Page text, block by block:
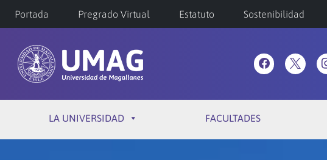
Portada Pregrado Virtual Estatuto Sostenibilidad
LA UNIVERSIDAD FACULTADES